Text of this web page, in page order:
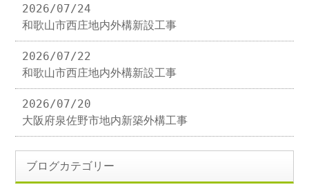
2026/07/24
和歌山市西庄地内外構新設工事
2026/07/22
和歌山市西庄地内外構新設工事
2026/07/20
大阪府泉佐野市地内新築外構工事
ブログカテゴリー